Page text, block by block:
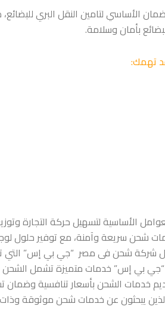
الأساسي لتامين النقل البري
بأمان وسلامة.
تهمك:
الأساسية لتسهيل حركة التجارة
شحن سريعة وآمنة، مع توفير حلول
شركة شحن فى مصر “جي بي إس” التي
بي إس” خدمات متميزة تشمل الشحن
خدمات الشحن بأسعار تنافسية وضمان
الذين يبحثون عن خدمات شحن موثوقة